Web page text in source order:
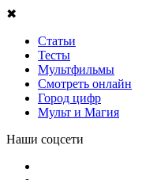
✖
Статьи
Тесты
Мультфильмы
Смотреть онлайн
Город цифр
Мульт и Магия
Наши соцсети